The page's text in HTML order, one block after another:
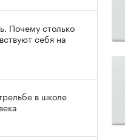
Почему столько
себя на
в школе